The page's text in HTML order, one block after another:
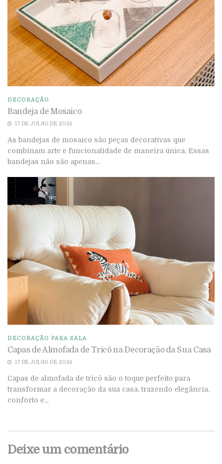
DECORAÇÃO
Bandeja de Mosaico
17 DE JULHO DE 2024
As bandejas de mosaico são peças decorativas que
combinam arte e funcionalidade de maneira única. Essas
bandejas não são apenas...
DECORAÇÃO PARA SALA
Capas de Almofada de Tricô na Decoração da Sua Casa
17 DE JULHO DE 2024
Capas de almofada de tricô são o toque perfeito para
transformar a decoração da sua casa, trazendo elegância,
conforto e...
Deixe um comentário